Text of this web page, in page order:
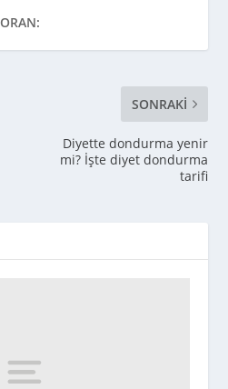
ORAN:
SONRAKI
Diyette dondurma yenir
mi? İşte diyet dondurma
tarifi